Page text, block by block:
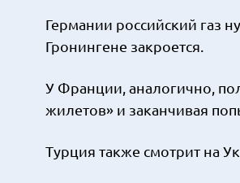
Германии российский газ
Гронингене закроется.
У Франции, аналогично,
жилетов» и заканчивая
Турция также смотрит на